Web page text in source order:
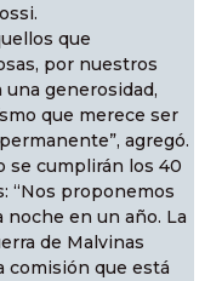
que
por nuestros
generosidad,
que merece ser
agregó.
se cumplirán los 40
“Nos proponemos
en un año. La
de Malvinas
comisión que está